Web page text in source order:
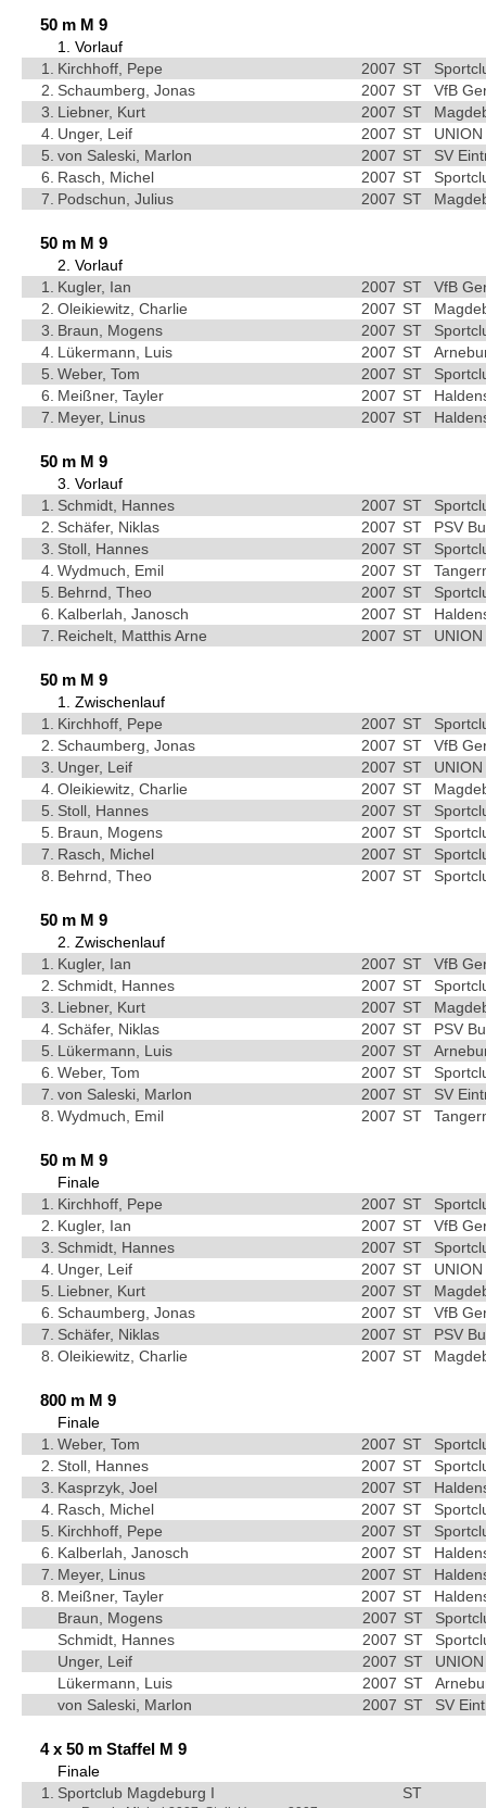
50 m M 9
1. Vorlauf
1.
Kirchhoff, Pepe 2007 ST
2. Schaumberg, Jonas 2007 ST
VfB
3. Liebner, Kurt 2007 ST
4. Unger, Leif 2007 ST
5. von Saleski, Marlon 2007 ST
SV
6. Rasch, Michel 2007 ST
7. Podschun, Julius 2007 ST
50 m M 9
2. Vorlauf
1.
Kugler, Ian 2007 ST
VfB
2. Oleikiewitz, Charlie 2007 ST
3. Braun, Mogens 2007 ST
4. Lükermann, Luis 2007 ST
5. Weber, Tom 2007 ST
6. Meißner, Tayler 2007 ST
7. Meyer, Linus 2007 ST
50 m M 9
3. Vorlauf
1.
Schmidt, Hannes 2007 ST
2. Schäfer, Niklas 2007 ST
PSV
3. Stoll, Hannes 2007 ST
4. Wydmuch, Emil 2007 ST
5. Behrnd, Theo 2007 ST
6. Kalberlah, Janosch 2007 ST
7. Reichelt, Matthis Arne 2007 ST
50 m M 9
1. Zwischenlauf
1.
Kirchhoff, Pepe 2007 ST
2. Schaumberg, Jonas 2007 ST
VfB
3. Unger, Leif 2007 ST
4. Oleikiewitz, Charlie 2007 ST
5. Stoll, Hannes 2007 ST
5. Braun, Mogens 2007 ST
7. Rasch, Michel 2007 ST
8. Behrnd, Theo 2007 ST
50 m M 9
2. Zwischenlauf
1.
Kugler, Ian 2007 ST
VfB
2. Schmidt, Hannes 2007 ST
3. Liebner, Kurt 2007 ST
4. Schäfer, Niklas 2007 ST
PSV
5. Lükermann, Luis 2007 ST
6. Weber, Tom 2007 ST
7. von Saleski, Marlon 2007 ST
SV
8. Wydmuch, Emil 2007 ST
50 m M 9
Finale
1.
Kirchhoff, Pepe 2007 ST
2. Kugler, Ian 2007 ST
VfB
3. Schmidt, Hannes 2007 ST
4. Unger, Leif 2007 ST
5. Liebner, Kurt 2007 ST
6. Schaumberg, Jonas 2007 ST
VfB
7. Schäfer, Niklas 2007 ST
PSV
8. Oleikiewitz, Charlie 2007 ST
800 m M 9
Finale
1.
Weber, Tom 2007 ST
2. Stoll, Hannes 2007 ST
3. Kasprzyk, Joel 2007 ST
4. Rasch, Michel 2007 ST
5. Kirchhoff, Pepe 2007 ST
6. Kalberlah, Janosch 2007 ST
7. Meyer, Linus 2007 ST
8. Meißner, Tayler 2007 ST
Braun, Mogens
2007 ST
Schmidt, Hannes
2007 ST
Unger, Leif
2007 ST
Lükermann, Luis
2007 ST
von Saleski, Marlon
2007 ST SV
4 x 50 m Staffel M 9
Finale
1.
Sportclub Magdeburg I ST